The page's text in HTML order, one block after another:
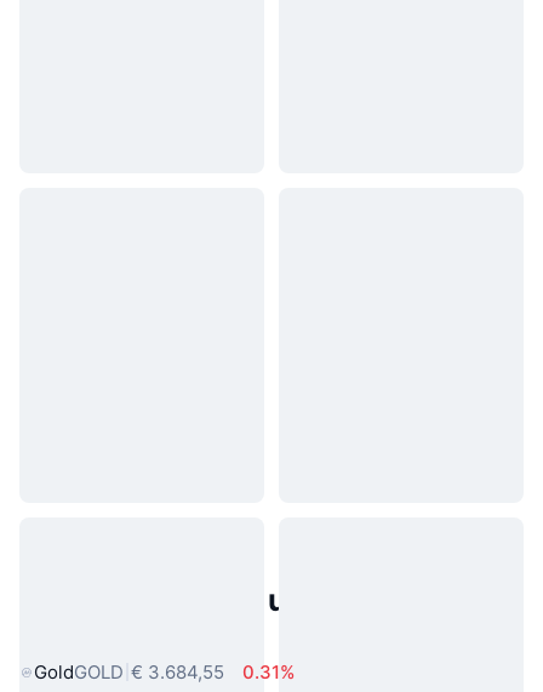
Populaire activa uit de echte
GoldGOLD € 3.684,55
0.31%